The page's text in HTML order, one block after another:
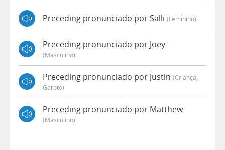
Preceding pronunciado por Salli (feminino)
Preceding pronunciado por Joey
(masculino)
Preceding pronunciado por Justin (criança,
Garoto)
Preceding pronunciado por Matthew
(masculino)